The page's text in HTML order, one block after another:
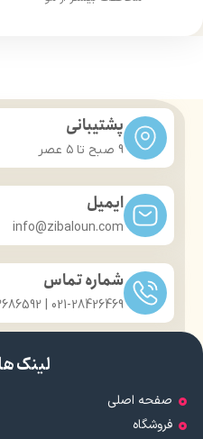
پشتیبانی
9 صبح تا ۵ عصر
ایمیل
info@zibaloun.com
شماره تماس
021-28426469 | 031-33686592
لینک
صفحه اصلی
فروشگاه